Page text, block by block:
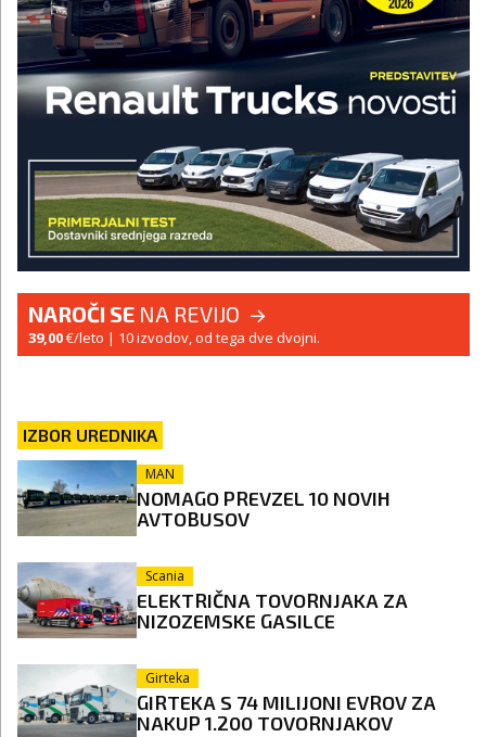
NAROČI SE NA REVIJO
39,00€/leto | 10 izvodov, od tega dve dvojni.
IZBOR UREDNIKA
MAN
NOMAGO PREVZEL 10 NOVIH
AVTOBUSOV
Scania
ELEKTRIČNA TOVORNJAKA ZA
NIZOZEMSKE GASILCE
Girteka
GIRTEKA S 74 MILIJONI EVROV ZA
NAKUP 1.200 TOVORNJAKOV